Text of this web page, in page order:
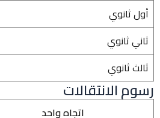
أول ثانوي
ثاني ثانوي
ثالث ثانوي
رسوم الانتقالات
اتجاه واحد